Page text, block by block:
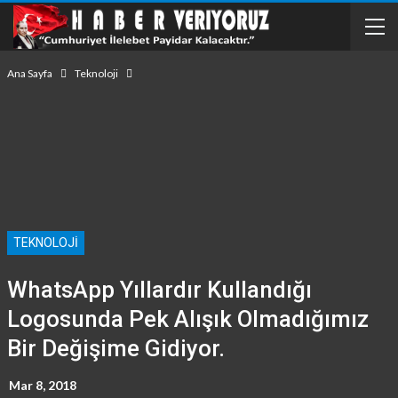
Ana Sayfa Teknoloji
TEKNOLOJI
WhatsApp Yıllardır Kullandığı
Logosunda Pek Alışık Olmadığımız
Bir Değişime Gidiyor.
Mar 8, 2018